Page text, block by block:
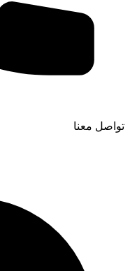
تواصل معنا